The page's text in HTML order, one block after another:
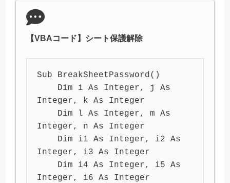
【VBAコード】シート保護解除
Sub BreakSheetPassword()
Integer, k As Integer
Integer, n As Integer
Integer, i3 As Integer
Integer, i6 As Integer